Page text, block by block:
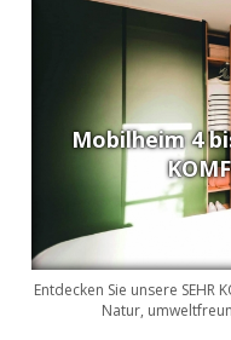
Mobilheim 4
Entdecken Sie unsere SEHR
Natur,